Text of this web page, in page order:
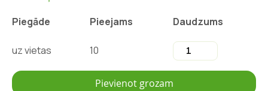
Piegāde Pieejams Daudzums
uz vietas 10
Pievienot grozam